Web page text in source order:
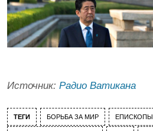
Источник: Радио Ватикана
ТЕГИ БОРЬБА ЗА МИР ЕПИСКОПЫ